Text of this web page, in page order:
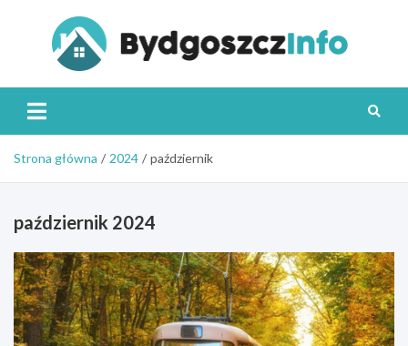
Strona główna 2024 październik
październik 2024